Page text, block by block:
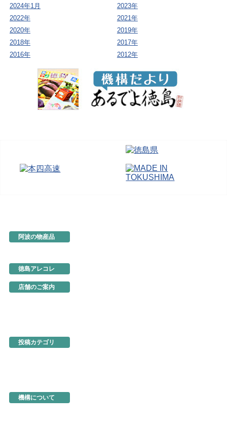
2024年1月
2023年
2022年
2021年
2020年
2019年
2018年
2017年
2016年
2012年
阿波の物産品
徳島アレコレ
店舗のご案内
投稿カテゴリ
機構について